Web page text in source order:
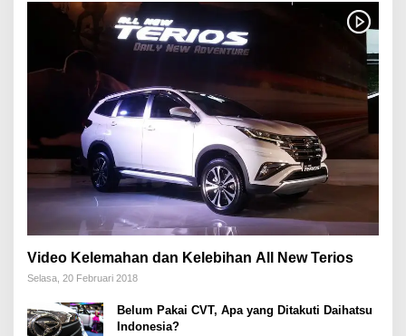
Video Kelemahan dan Kelebihan All New Terios
Selasa, 20 Februari 2018
Belum Pakai CVT, Apa yang Ditakuti Daihatsu
Indonesia?